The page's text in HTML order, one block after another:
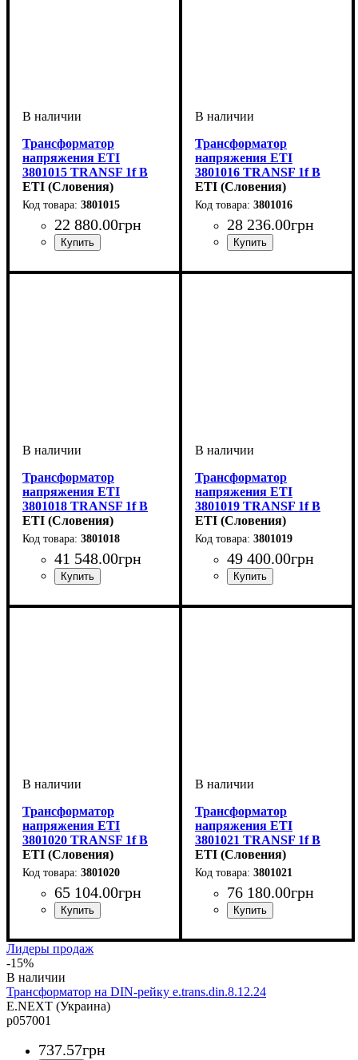
Трансформатор
напряжения ETI
3801015 TRANSF 1f B
12-0-12V 2000VA
ETI (Словения)
3801015
22 880.00грн
Трансформатор
напряжения ETI
3801016 TRANSF 1f B
12-0-12V 2500VA
ETI (Словения)
3801016
28 236.00грн
Трансформатор
напряжения ETI
3801018 TRANSF 1f B
12-0-12V 4000VA
ETI (Словения)
3801018
41 548.00грн
Трансформатор
напряжения ETI
3801019 TRANSF 1f B
12-0-12V 5000VA
ETI (Словения)
3801019
49 400.00грн
Трансформатор
напряжения ETI
3801020 TRANSF 1f B
12-0-12V 6000VA
ETI (Словения)
3801020
65 104.00грн
Трансформатор
напряжения ETI
3801021 TRANSF 1f B
12-0-12V 8000VA
ETI (Словения)
3801021
76 180.00грн
Лидеры продаж
-15%
Трансформатор на DIN-рейку e.trans.din.8.12.24
E.NEXT (Украина)
p057001
737.57грн